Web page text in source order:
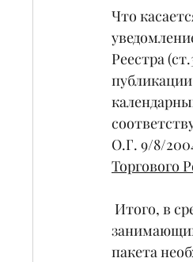
Что
Реестра
О.Г. 9/8/
Торгового
Итого, в
пакета